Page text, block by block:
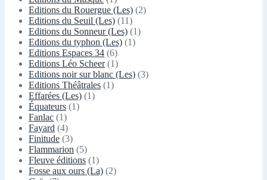
Editions du Rouergue (Les) (2)
Editions du Seuil (Les) (11)
Editions du Sonneur (Les) (1)
Editions du typhon (Les) (1)
Editions Espaces 34 (6)
Editions Léo Scheer(1)
Editions noir sur blanc (Les) (3)
Editions Théâtrales (1)
Effarées (Les) (1)
Équateurs (1)
Fanlac (1)
Fayard (4)
Finitude (3)
Flammarion (5)
Fleuve éditions (1)
Fosse aux ours (La) (2)